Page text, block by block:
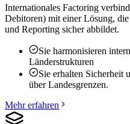
Internationales Factoring
Debitoren) mit einer Lösung,
und Reporting sicher abbildet.
Sie harmonisieren
Länderstrukturen
Sie erhalten Sicherheit
über Landesgrenzen.
Mehr erfahren